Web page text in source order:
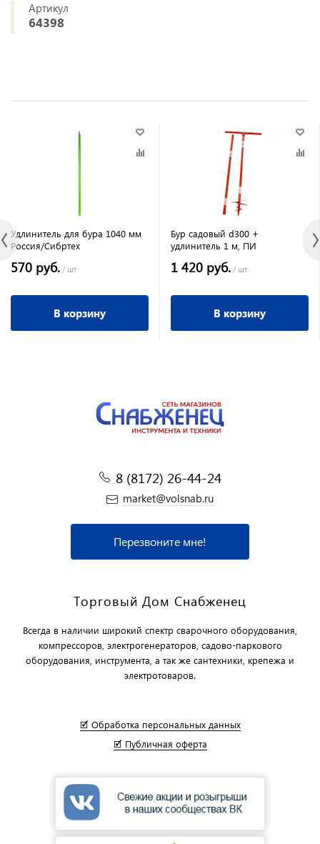
Артикул
64398
Удлинитель для бура 1040 мм
Россия/Сибртех
570 руб. / шт
В корзину
Бур садовый d300 +
удлинитель 1 м, ПИ
1 420 руб. / шт
В корзину
8 (8172) 26-44-24
market@volsnab.ru
Перезвоните мне!
Торговый Дом Снабженец
Всегда в наличии широкий спектр сварочного оборудования,
компрессоров, электрогенераторов, садово-паркового
оборудования, инструмента, а так же сантехники, крепежа и
электротоваров.
🗹 Обработка персональных данных
🗹 Публичная оферта